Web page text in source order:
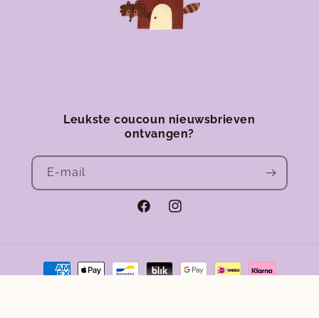
Leukste coucoun nieuwsbrieven
ontvangen?
E‑mail
FacebookInstagram
Betaalmethoden